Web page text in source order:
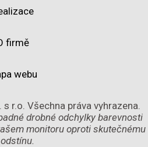
firmě
webu
r.o. Všechna práva vyhrazena.
drobné odchylky barevnosti
monitoru oproti skutečnému
odstínu.